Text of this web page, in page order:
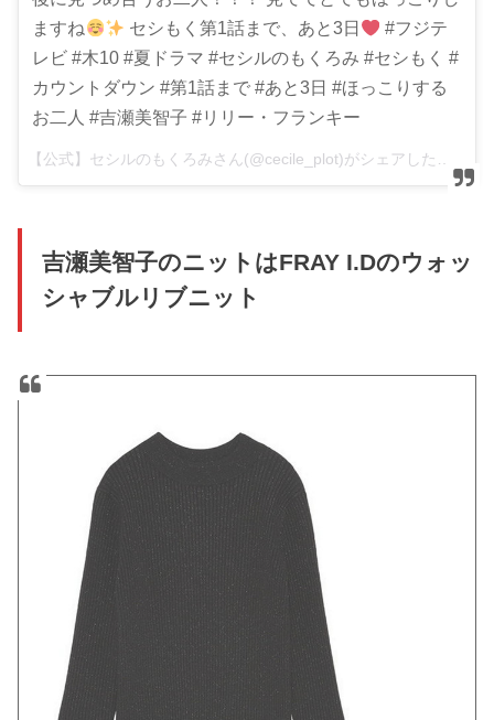
ますね
セシもく第1話まで、あと3日
#フジテ
レビ #木10 #夏ドラマ #セシルのもくろみ #セシもく #
カウントダウン #第1話まで #あと3日 #ほっこりする
お二人 #吉瀬美智子 #リリー・フランキー
吉瀬美智子のニットはFRAY I.Dのウォッ
シャブルリブニット